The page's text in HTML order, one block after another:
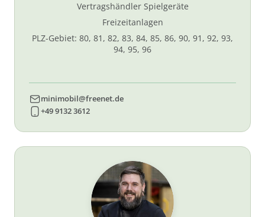
Vertragshändler Spielgeräte
Freizeitanlagen
PLZ-Gebiet: 80, 81, 82, 83, 84, 85, 86, 90, 91, 92, 93,
94, 95, 96
minimobil@freenet.de
+49 9132 3612